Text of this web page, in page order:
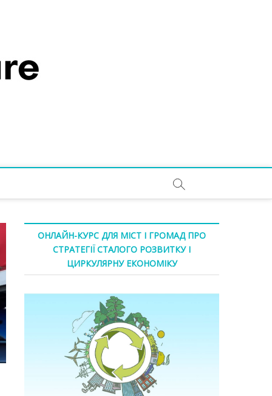
ОНЛАЙН-КУРС ДЛЯ МІСТ І ГРОМАД ПРО
СТРАТЕГІЇ СТАЛОГО РОЗВИТКУ І
ЦИРКУЛЯРНУ ЕКОНОМІКУ